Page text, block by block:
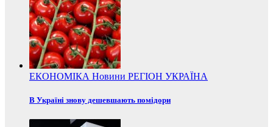
ЕКОНОМІКА Новини РЕГІОН УКРАЇНА
В Україні знову дешевшають помідори